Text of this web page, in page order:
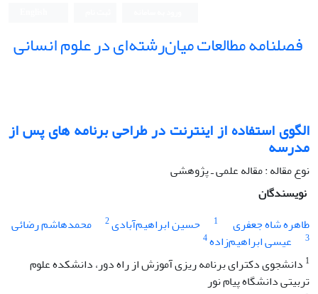
فصلنامه مطالعات میان‌رشته‌ای در علوم انسانی
الگوی استفاده از اینترنت در طراحی برنامه های پس از
مدرسه
نوع مقاله : مقاله علمی ـ پژوهشی
نویسندگان
طاهره شاه جعفری
1 حسین ابراهیم‌آبادی2 محمدهاشم رضائی
3 عیسی ابراهیم‌زاده4
1 دانشجوی دکترای برنامه ریزی آموزش از راه دور، دانشکده علوم
تربیتی دانشگاه پیام نور